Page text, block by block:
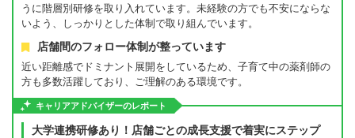
うに階層別研修を取り入れています。未経験の方でも不安にならな
いよう、しっかりとした体制で取り組んでいます。
店舗間のフォロー体制が整っています
近い距離感でドミナント展開をしているため、子育て中の薬剤師の
方も多数活躍しており、ご理解のある環境です。
キャリアアドバイザーのレポート
大学連携研修あり！店舗ごとの成長支援で着実にステップ